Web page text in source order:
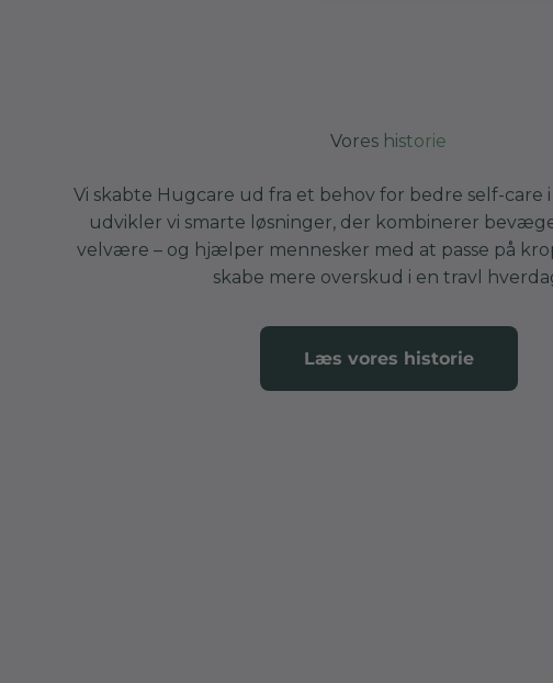
Vores historie
Vi skabte Hugcare ud fra et behov for bedre self-care
udvikler vi smarte løsninger, der kombinerer
velvære – og hjælper mennesker med at passe på
skabe mere overskud i en travl
Læs vores historie